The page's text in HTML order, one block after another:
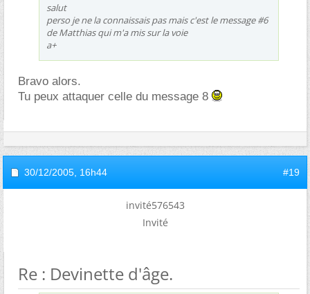
salut
perso je ne la connaissais pas mais c'est le message #6
de Matthias qui m'a mis sur la voie
a+
Bravo alors.
Tu peux attaquer celle du message 8
30/12/2005, 16h44 #19
invité576543
Invité
Re : Devinette d'âge.